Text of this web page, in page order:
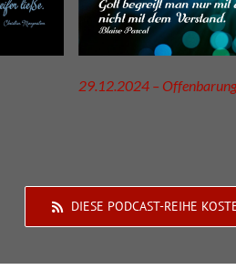
29.12.2024 –
DIESE PODCAST-REIHE